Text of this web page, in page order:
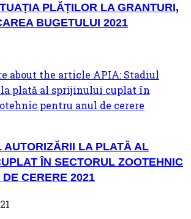
PLĂȚILOR LA GRANTURI,
BUGETULUI 2021
AUTORIZĂRII LA PLATĂ AL
ÎN SECTORUL ZOOTEHNIC
CERERE 2021